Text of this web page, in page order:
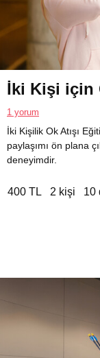
İki Kişi için
1 yorum
İki Kişilik Ok Atışı
paylaşımı ön plana
deneyimdir.
400 TL 2 kişi 10